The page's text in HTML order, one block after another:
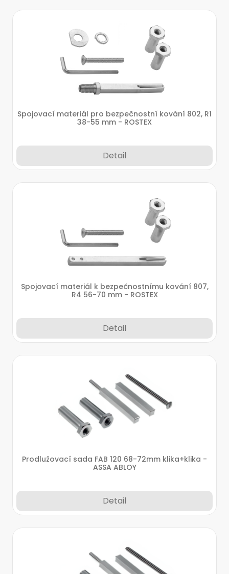
Spojovací materiál pro bezpečnostní kování 802, R1
38-55 mm - ROSTEX
Detail
Spojovací materiál k bezpečnostnímu kování 807,
R4 56-70 mm - ROSTEX
Detail
Prodlužovací sada FAB 120 68-72mm klika+klika -
ASSA ABLOY
Detail